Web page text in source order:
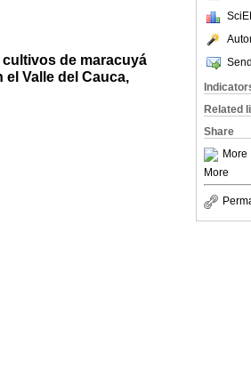
Related
Share
More
More
de maracuyá
el Valle del Cauca,